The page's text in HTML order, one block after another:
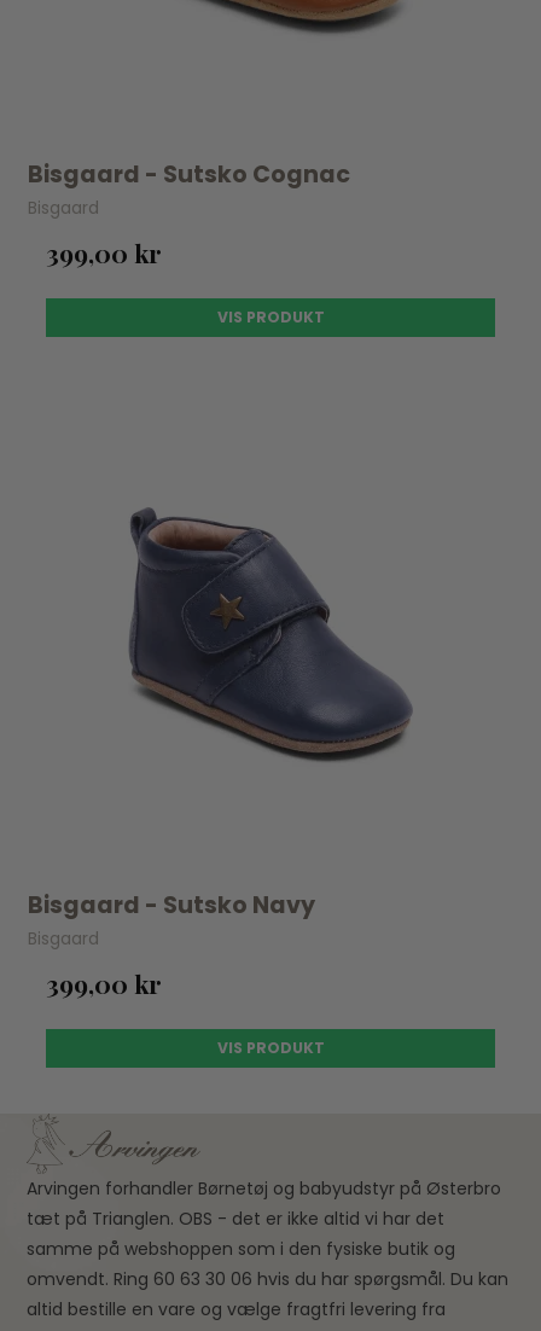
Bisgaard - Sutsko Cognac
Bisgaard
399,00 kr
VIS PRODUKT
Bisgaard - Sutsko Navy
Bisgaard
399,00 kr
VIS PRODUKT
Arvingen forhandler Børnetøj og babyudstyr på Østerbro
tæt på Trianglen. OBS - det er ikke altid vi har det
samme på webshoppen som i den fysiske butik og
omvendt. Ring 60 63 30 06 hvis du har spørgsmål. Du kan
altid bestille en vare og vælge fragtfri levering fra